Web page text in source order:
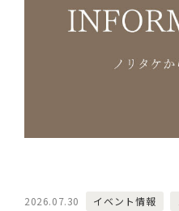
2026.07.30 イベント情報